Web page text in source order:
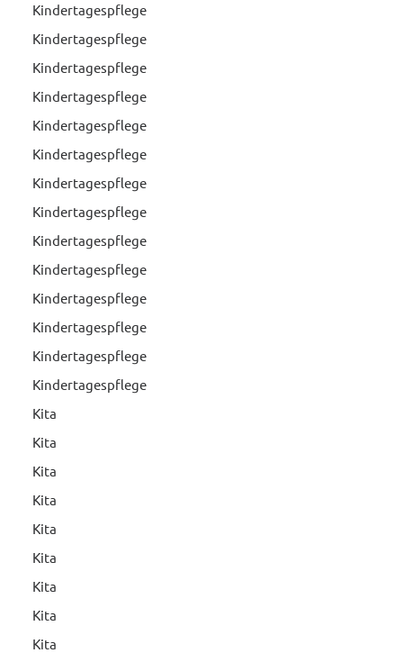
Kindertagespflege
Kindertagespflege
Kindertagespflege
Kindertagespflege
Kindertagespflege
Kindertagespflege
Kindertagespflege
Kindertagespflege
Kindertagespflege
Kindertagespflege
Kindertagespflege
Kindertagespflege
Kindertagespflege
Kindertagespflege
Kita
Kita
Kita
Kita
Kita
Kita
Kita
Kita
Kita